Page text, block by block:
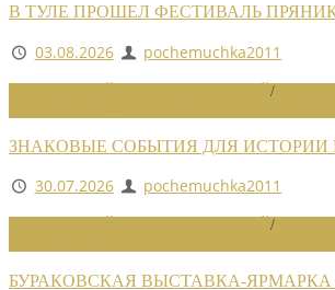
В ТУЛЕ ПРОШЕЛ ФЕСТИВАЛЬ
03.08.2026
pochemuchka2011
/
ЗНАКОВЫЕ СОБЫТИЯ ДЛЯ ИСТОРИИ
30.07.2026
pochemuchka2011
/
БУРАКОВСКАЯ ВЫСТАВКА-